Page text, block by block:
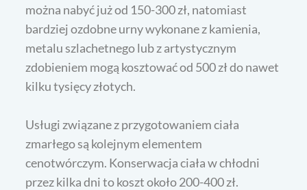
można nabyć już od 150-300 zł, natomiast
bardziej ozdobne urny wykonane z kamienia,
metalu szlachetnego lub z artystycznym
zdobieniem mogą kosztować od 500 zł do nawet
kilku tysięcy złotych.
Usługi związane z przygotowaniem ciała
zmarłego są kolejnym elementem
cenotwórczym. Konserwacja ciała w chłodni
przez kilka dni to koszt około 200-400 zł.